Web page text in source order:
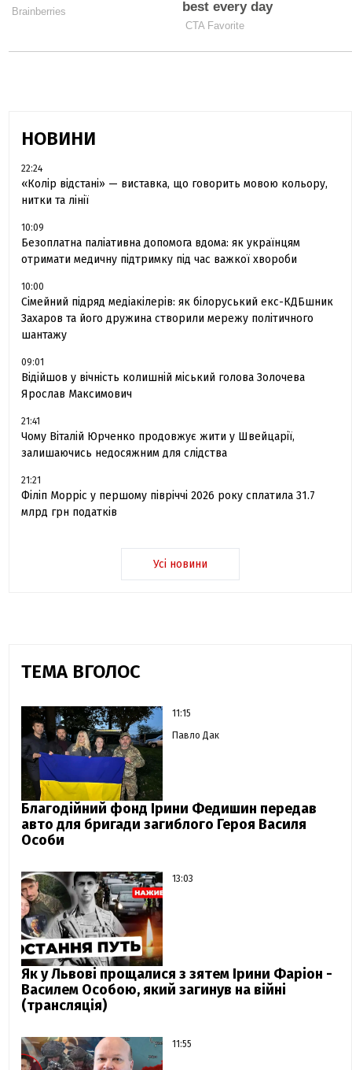
НОВИНИ
22:24
«Колір відстані» — виставка, що говорить мовою кольору,
нитки та лінії
10:09
Безоплатна паліативна допомога вдома: як українцям
отримати медичну підтримку під час важкої хвороби
10:00
Сімейний підряд медіакілерів: як білоруський екс-КДБшник
Захаров та його дружина створили мережу політичного
шантажу
09:01
Відійшов у вічність колишній міський голова Золочева
Ярослав Максимович
21:41
Чому Віталій Юрченко продовжує жити у Швейцарії,
залишаючись недосяжним для слідства
21:21
Філіп Морріс у першому півріччі 2026 року сплатила 31.7
млрд грн податків
Усі новини
ТЕМА ВГОЛОС
11:15
Павло Дак
Благодійний фонд Ірини Федишин передав
авто для бригади загиблого Героя Василя
Особи
13:03
Як у Львові прощалися з зятем Ірини Фаріон -
Василем Особою, який загинув на війні
(трансляція)
11:55